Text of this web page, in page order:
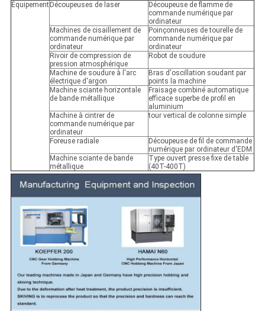
Équipement Découpeuses de laser
Découpeuse de flamme de
commande numérique par
ordinateur
Machines de cisaillement de
commande numérique par
ordinateur
Poinçonneuses de tourelle de
commande numérique par
ordinateur
Rivoir de compression de
pression atmosphérique
Robot de soudure
Machine de soudure à l'arc
électrique d'argon
Bras d'oscillation soudant par
points la machine
Machine sciante horizontale
de bande métallique
Fraisage combiné automatique
efficace superbe de profil en
aluminium
Machine à cintrer de
commande numérique par
ordinateur
tour vertical de colonne simple
Foreuse radiale
Découpeuse de fil de commande
numérique par ordinateur d'EDM
Machine sciante de bande
métallique
Type ouvert presse fixe de table
(40T-400T)